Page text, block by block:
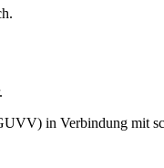
in Verbindung mit